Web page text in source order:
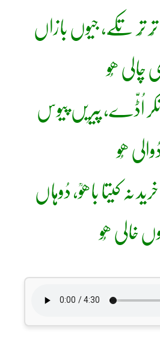
تُر تَکّے، جیوں بازاں
چالی ھُو
اُڈّے، پیریں پیوس
ھُو
نہ کیتا باھوؒ، دُوہاں
خالی ھُو